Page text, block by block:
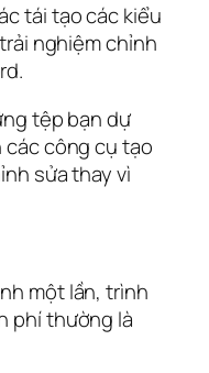
tái tạo các kiểu
nghiệm chỉnh
tệp bạn dự
công cụ tạo
sửa thay vì
một lần, trình
phí thường là